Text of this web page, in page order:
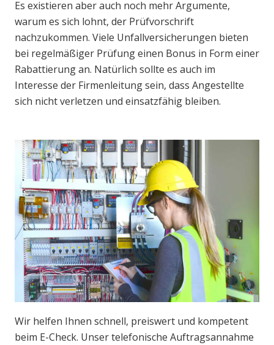
Es existieren aber auch noch mehr Argumente,
warum es sich lohnt, der Prüfvorschrift
nachzukommen. Viele Unfallversicherungen bieten
bei regelmäßiger Prüfung einen Bonus in Form einer
Rabattierung an. Natürlich sollte es auch im
Interesse der Firmenleitung sein, dass Angestellte
sich nicht verletzen und einsatzfähig bleiben.
Wir helfen Ihnen schnell, preiswert und kompetent
beim E-Check. Unser telefonische Auftragsannahme